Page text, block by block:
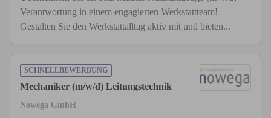
Verantwortung in einem engagierten Werkstattteam!
Gestalten Sie den Werkstattalltag aktiv mit und bieten...
SCHNELLBEWERBUNG
Mechaniker (m/w/d) Leitungstechnik
Nowega GmbH